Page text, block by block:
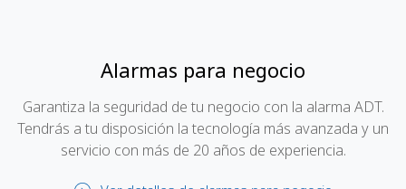
Alarmas para negocio
Garantiza la seguridad de tu negocio con la alarma ADT.
Tendrás a tu disposición la tecnología más avanzada y un
servicio con más de 20 años de experiencia.